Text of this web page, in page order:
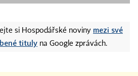
si Hospodářské noviny mezi své
tituly na Google zprávách.